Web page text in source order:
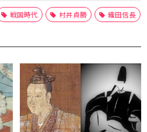
戦国時代 村井貞勝 織田信長